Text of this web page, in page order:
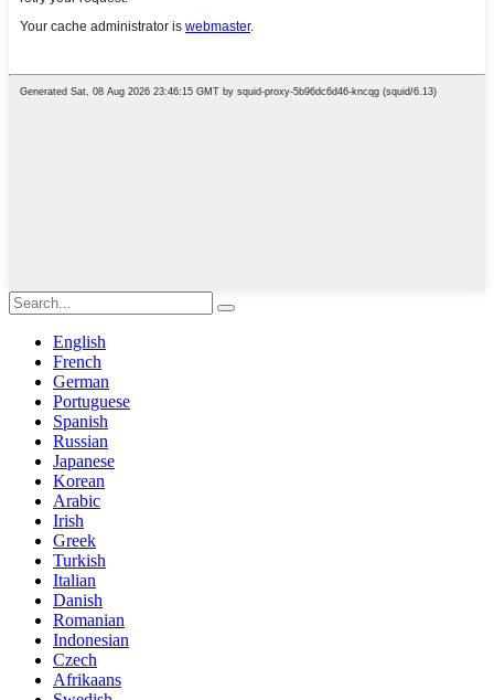
English
French
German
Portuguese
Spanish
Russian
Japanese
Korean
Arabic
Irish
Greek
Turkish
Italian
Danish
Romanian
Indonesian
Czech
Afrikaans